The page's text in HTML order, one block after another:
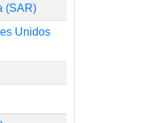
(SAR)
Unidos